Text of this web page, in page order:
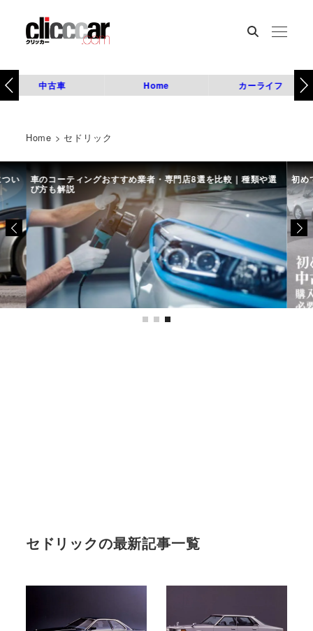
中古車 Home カーライフ
Home > セドリック
い 車のコーティングおすすめ業者・専門店8選を比較｜種類や選
び方も解説
初め
セドリックの最新記事一覧